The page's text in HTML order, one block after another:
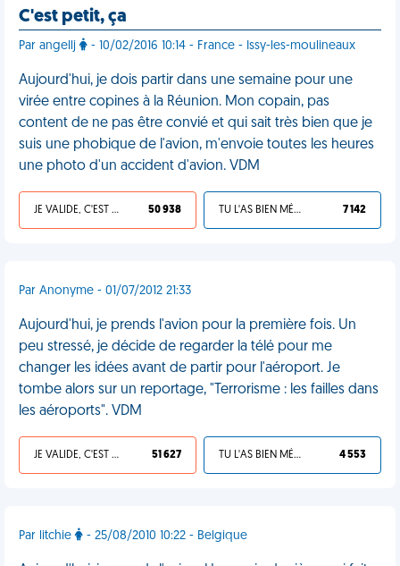
C'est petit, ça
Par angellj - 10/02/2016 10:14 - France - Issy-les-moulineaux
Aujourd'hui, je dois partir dans une semaine pour une
virée entre copines à la Réunion. Mon copain, pas
content de ne pas être convié et qui sait très bien que je
suis une phobique de l'avion, m'envoie toutes les heures
une photo d'un accident d'avion. VDM
JE VALIDE, C'EST UNE VDM 50 938 TU L'AS BIEN MÉRITÉ 7 142
Par Anonyme - 01/07/2012 21:33
Aujourd'hui, je prends l'avion pour la première fois. Un
peu stressé, je décide de regarder la télé pour me
changer les idées avant de partir pour l'aéroport. Je
tombe alors sur un reportage, "Terrorisme : les failles dans
les aéroports". VDM
JE VALIDE, C'EST UNE VDM 51 627 TU L'AS BIEN MÉRITÉ 4 553
Par litchie - 25/08/2010 10:22 - Belgique